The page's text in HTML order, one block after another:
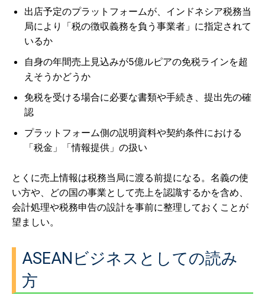
出店予定のプラットフォームが、インドネシア税務当
局により「税の徴収義務を負う事業者」に指定されて
いるか
自身の年間売上見込みが5億ルピアの免税ラインを超
えそうかどうか
免税を受ける場合に必要な書類や手続き、提出先の確
認
プラットフォーム側の説明資料や契約条件における
「税金」「情報提供」の扱い
とくに売上情報は税務当局に渡る前提になる。名義の使
い方や、どの国の事業として売上を認識するかを含め、
会計処理や税務申告の設計を事前に整理しておくことが
望ましい。
ASEANビジネスとしての読み
方